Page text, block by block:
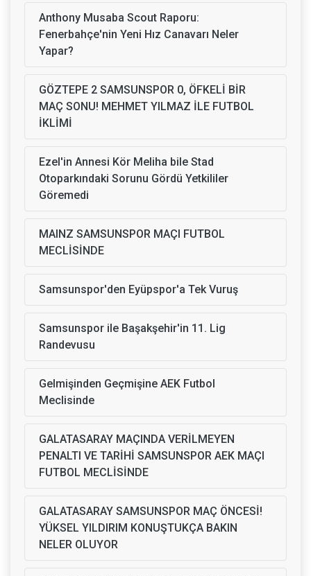
Anthony Musaba Scout Raporu:
Fenerbahçe'nin Yeni Hız Canavarı Neler
Yapar?
GÖZTEPE 2 SAMSUNSPOR 0, ÖFKELİ BİR
MAÇ SONU! MEHMET YILMAZ İLE FUTBOL
İKLİMİ
Ezel'in Annesi Kör Meliha bile Stad
Otoparkındaki Sorunu Gördü Yetkililer
Göremedi
MAINZ SAMSUNSPOR MAÇI FUTBOL
MECLİSİNDE
Samsunspor'den Eyüpspor'a Tek Vuruş
Samsunspor ile Başakşehir'in 11. Lig
Randevusu
Gelmişinden Geçmişine AEK Futbol
Meclisinde
GALATASARAY MAÇINDA VERİLMEYEN
PENALTI VE TARİHİ SAMSUNSPOR AEK MAÇI
FUTBOL MECLİSİNDE
GALATASARAY SAMSUNSPOR MAÇ ÖNCESİ!
YÜKSEL YILDIRIM KONUŞTUKÇA BAKIN
NELER OLUYOR